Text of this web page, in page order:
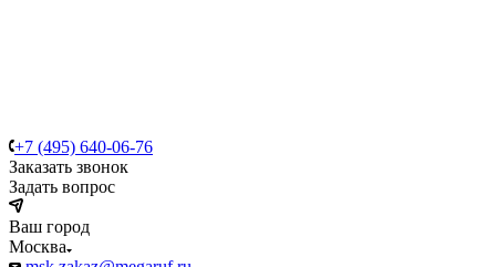
+7 (495) 640-06-76
Заказать звонок
Задать вопрос
Ваш город
Москва